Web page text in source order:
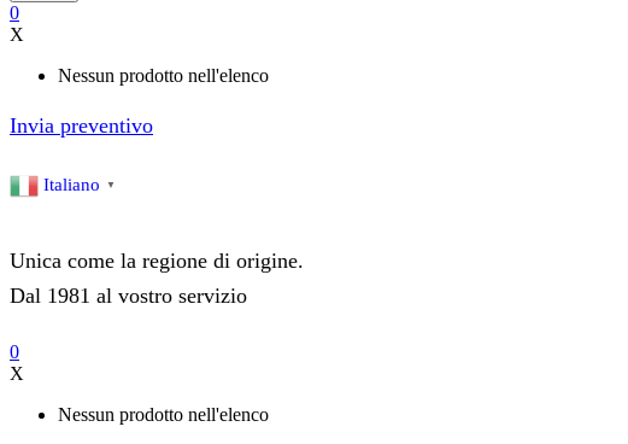
0
X
Nessun prodotto nell'elenco
Invia preventivo
Italiano ▼
Unica come la regione di origine.
Dal 1981 al vostro servizio
0
X
Nessun prodotto nell'elenco